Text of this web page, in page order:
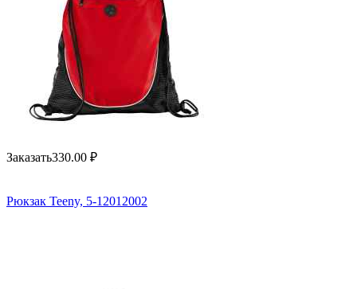
Заказать330.00 ₽
Рюкзак Teeny, 5-12012002